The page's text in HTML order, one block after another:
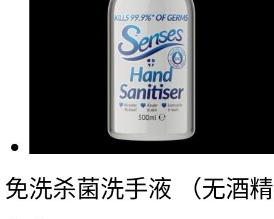
免洗杀菌洗手液 （无酒